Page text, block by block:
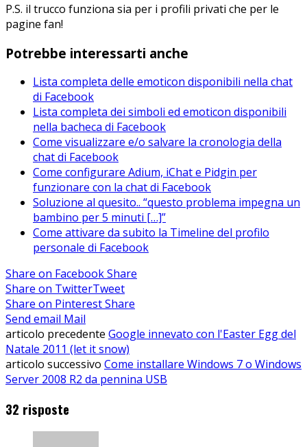
P.S. il trucco funziona sia per i profili privati che per le
pagine fan!
Potrebbe interessarti anche
Lista completa delle emoticon disponibili nella chat
di Facebook
Lista completa dei simboli ed emoticon disponibili
nella bacheca di Facebook
Come visualizzare e/o salvare la cronologia della
chat di Facebook
Come configurare Adium, iChat e Pidgin per
funzionare con la chat di Facebook
Soluzione al quesito.. “questo problema impegna un
bambino per 5 minuti […]”
Come attivare da subito la Timeline del profilo
personale di Facebook
Share on FacebookShare
Share on TwitterTweet
Share on PinterestShare
Send email Mail
articolo precedente Google innevato con l'Easter Egg del
Natale 2011 (let it snow)
articolo successivo Come installare Windows 7 o Windows
Server 2008 R2 da pennina USB
32 risposte